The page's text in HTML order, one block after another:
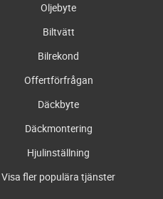
Oljebyte
Biltvätt
Bilrekond
Offertförfrågan
Däckbyte
Däckmontering
Hjulinställning
Visa fler populära tjänster